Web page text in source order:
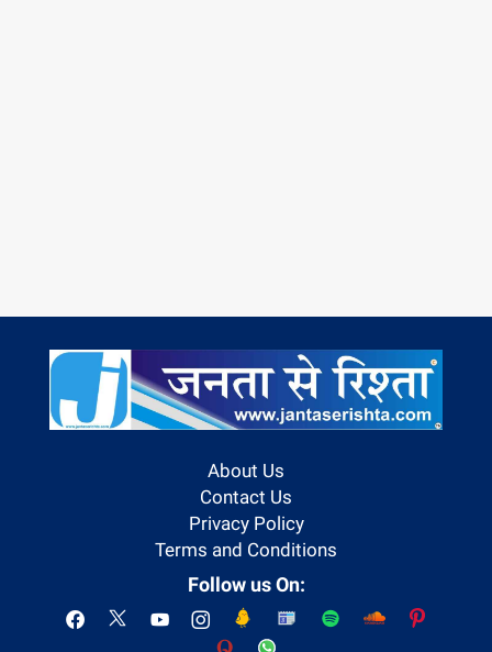
About Us
Contact Us
Privacy Policy
Terms and Conditions
Follow us On: